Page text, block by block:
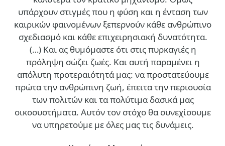
υπάρχουν στιγμές που η φύση και η ένταση των
καιρικών φαινομένων ξεπερνούν κάθε ανθρώπινο
σχεδιασμό και κάθε επιχειρησιακή δυνατότητα.
(…) Και ας θυμόμαστε ότι στις πυρκαγιές η
πρόληψη σώζει ζωές. Και αυτή παραμένει η
απόλυτη προτεραιότητά μας: να προστατεύουμε
πρώτα την ανθρώπινη ζωή, έπειτα την περιουσία
των πολιτών και τα πολύτιμα δασικά μας
οικοσυστήματα. Αυτόν τον στόχο θα συνεχίσουμε
να υπηρετούμε με όλες μας τις δυνάμεις.